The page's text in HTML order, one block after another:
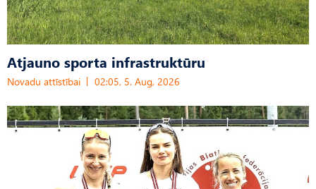
Atjauno sporta infrastruktūru
Novadu attīstībai 02:05, 5. Aug, 2026